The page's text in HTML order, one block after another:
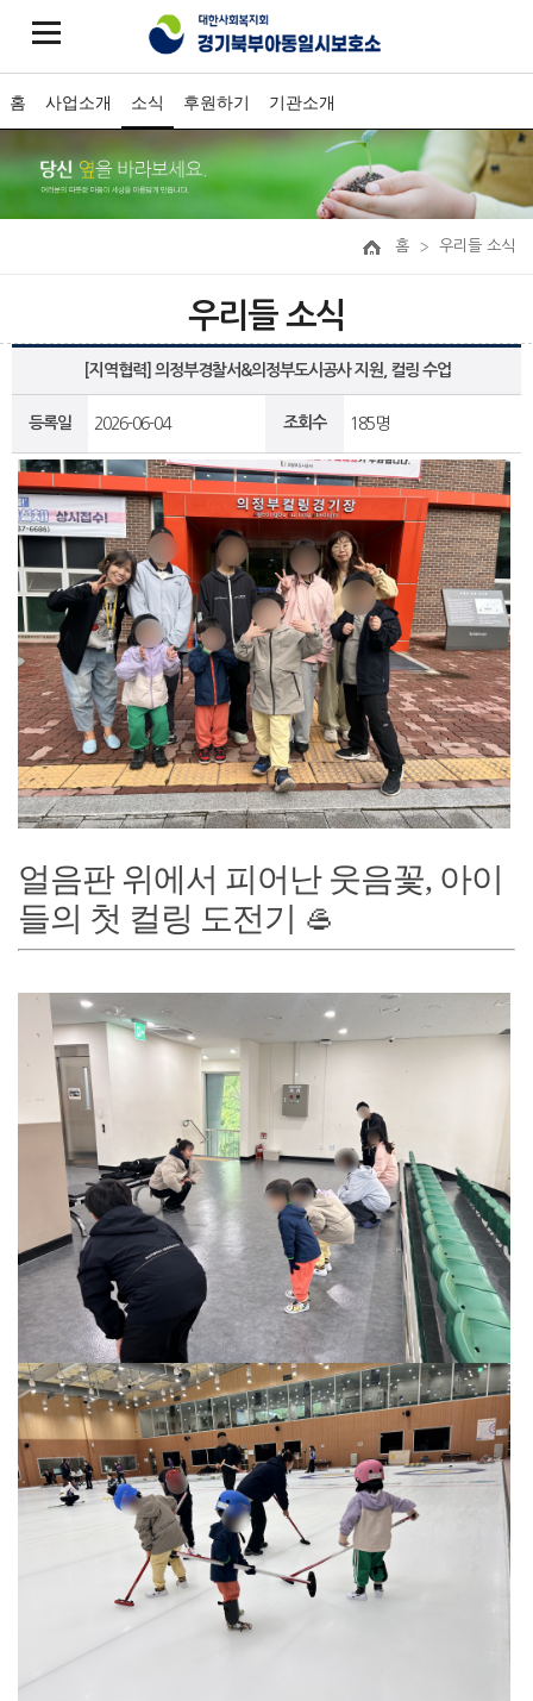
홈 사업소개 소식 후원하기 기관소개
홈 우리들 소식
우리들 소식
[지역협력] 의정부경찰서&의정부도시공사 지원, 컬링 수업
등록일 2026-06-04 조회수 185명
얼음판 위에서 피어난 웃음꽃, 아이
들의 첫 컬링 도전기 🥌